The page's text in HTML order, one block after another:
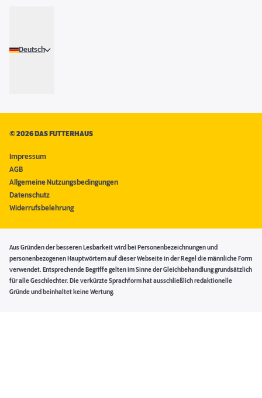
Deutsch
©2026 DAS FUTTERHAUS
Impressum
AGB
Allgemeine Nutzungsbedingungen
Datenschutz
Widerrufsbelehrung
Aus Gründen der besseren Lesbarkeit wird bei Personenbezeichnungen und
personenbezogenen Hauptwörtern auf dieser Webseite in der Regel die männliche Form
verwendet. Entsprechende Begriffe gelten im Sinne der Gleichbehandlung grundsätzlich
für alle Geschlechter. Die verkürzte Sprachform hat ausschließlich redaktionelle
Gründe und beinhaltet keine Wertung.